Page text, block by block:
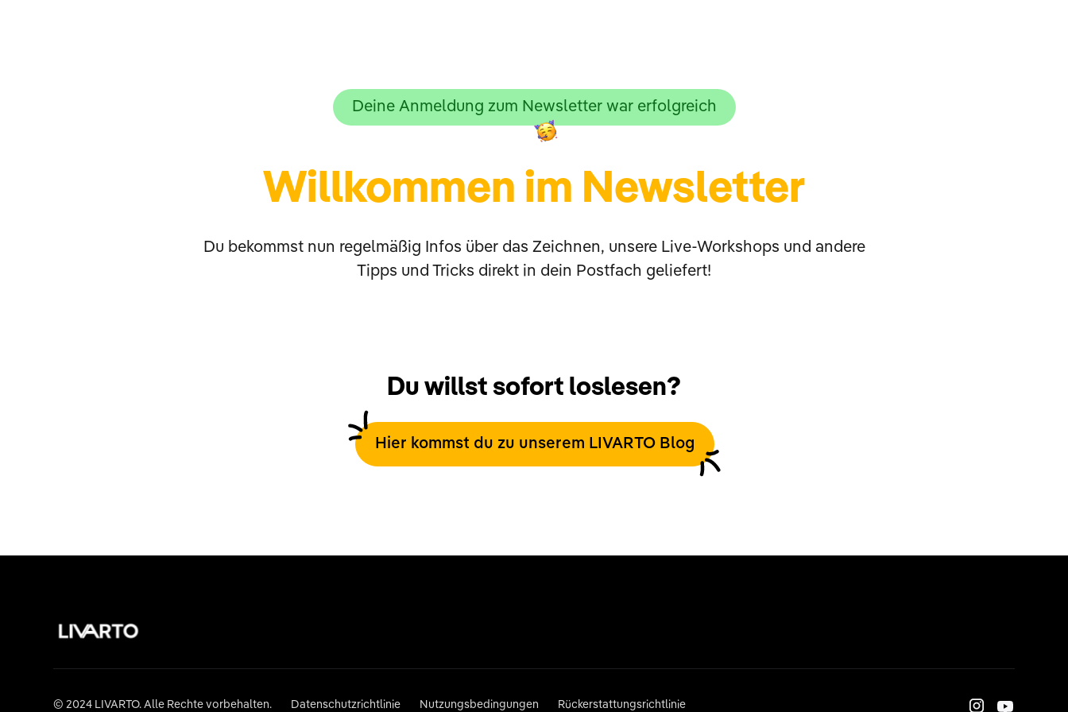
Deine Anmeldung zum Newsletter war erfolgreich
Willkommen im Newsletter
Du bekommst nun regelmäßig Infos über das Zeichnen, unsere Live-Workshops und andere
Tipps und Tricks direkt in dein Postfach geliefert!
Du willst sofort loslesen?
Hier kommst du zu unserem LIVARTO Blog
© 2024 LIVARTO. Alle Rechte vorbehalten. Datenschutzrichtlinie Nutzungsbedingungen Rückerstattungsrichtlinie